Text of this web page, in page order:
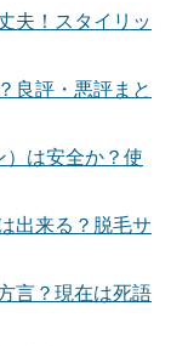
夫！スタイリッ
良評・悪評まと
）は安全か？使
出来る？脱毛サ
言？現在は死語